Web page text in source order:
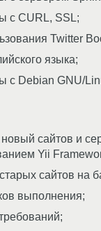
с CURL, SSL;
Twitter
языка;
с Debian GNU/
новый сайтов и
Yii
сайтов на
выполнения;